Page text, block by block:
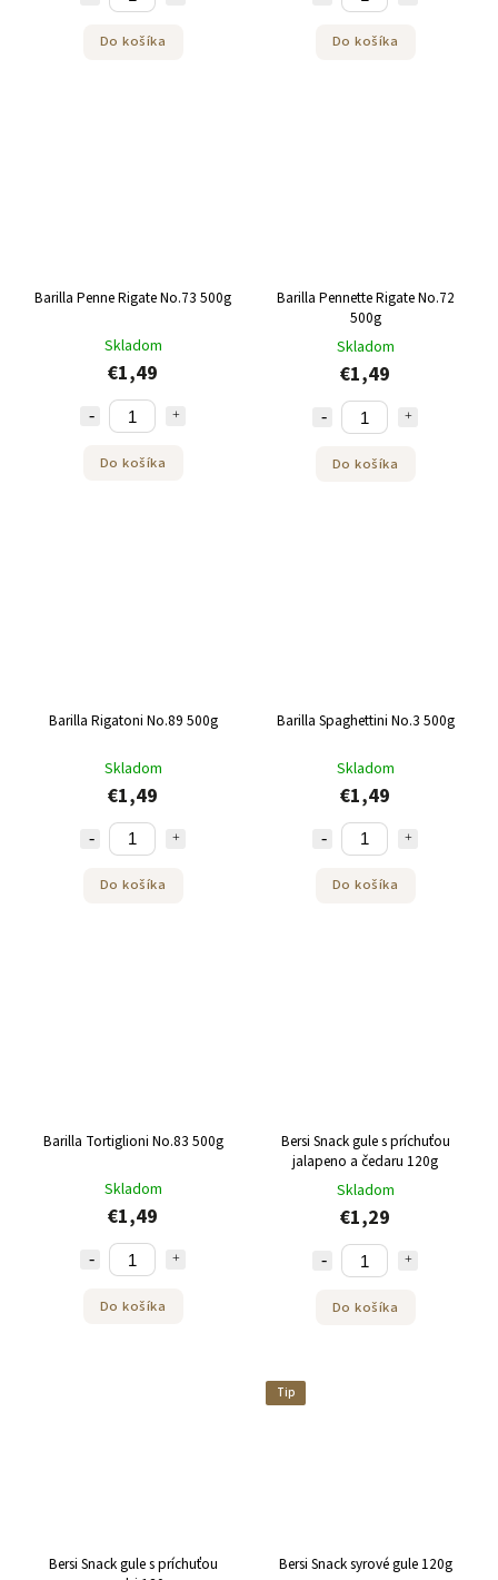
Do košíka Do košíka
Barilla Penne Rigate No.73 500g
Skladom
€1,49
Do košíka
Barilla Pennette Rigate No.72
500g
Skladom
€1,49
Do košíka
Barilla Rigatoni No.89 500g
Skladom
€1,49
Do košíka
Barilla Spaghettini No.3 500g
Skladom
€1,49
Do košíka
Barilla Tortiglioni No.83 500g
Skladom
€1,49
Do košíka
Bersi Snack gule s príchuťou
jalapeno a čedaru 120g
Skladom
€1,29
Do košíka
Bersi Snack gule s príchuťou
Tip
Bersi Snack syrové gule 120g